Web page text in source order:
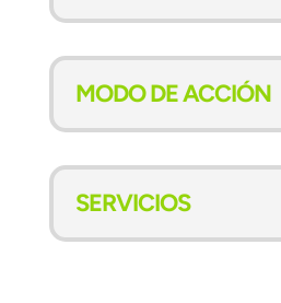
MODO DE ACCIÓN
SERVICIOS